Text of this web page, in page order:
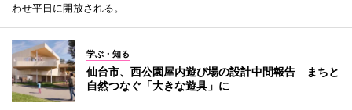
わせ平日に開放される。
学ぶ・知る
仙台市、西公園屋内遊び場の設計中間報告 まちと
自然つなぐ「大きな遊具」に